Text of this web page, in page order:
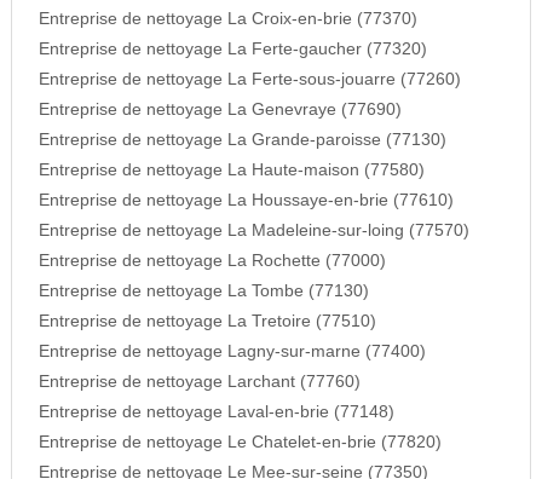
Entreprise de nettoyage La Croix-en-brie (77370)
Entreprise de nettoyage La Ferte-gaucher (77320)
Entreprise de nettoyage La Ferte-sous-jouarre (77260)
Entreprise de nettoyage La Genevraye (77690)
Entreprise de nettoyage La Grande-paroisse (77130)
Entreprise de nettoyage La Haute-maison (77580)
Entreprise de nettoyage La Houssaye-en-brie (77610)
Entreprise de nettoyage La Madeleine-sur-loing (77570)
Entreprise de nettoyage La Rochette (77000)
Entreprise de nettoyage La Tombe (77130)
Entreprise de nettoyage La Tretoire (77510)
Entreprise de nettoyage Lagny-sur-marne (77400)
Entreprise de nettoyage Larchant (77760)
Entreprise de nettoyage Laval-en-brie (77148)
Entreprise de nettoyage Le Chatelet-en-brie (77820)
Entreprise de nettoyage Le Mee-sur-seine (77350)